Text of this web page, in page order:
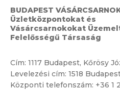
BUDAPEST
Üzletközpontokat és
Vásárcsarnokokat
Felelősségű Társaság
Cím: 1117 Budapest, Kőrösy
Levelezési cím: 1518
Központi telefonszám: +36 1